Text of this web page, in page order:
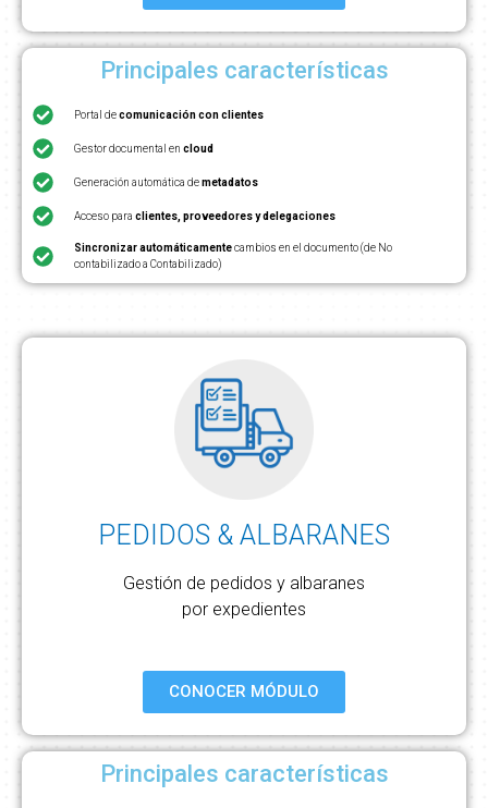
Principales características
Portal decomunicación con clientes
Gestor documental en cloud
Generación automática demetadatos
Acceso para clientes, proveedores y delegaciones
Sincronizar automáticamentecambios en el documento (de No
contabilizado a Contabilizado)
PEDIDOS & ALBARANES
Gestión de pedidos y albaranes
por expedientes
CONOCER MÓDULO
Principales características